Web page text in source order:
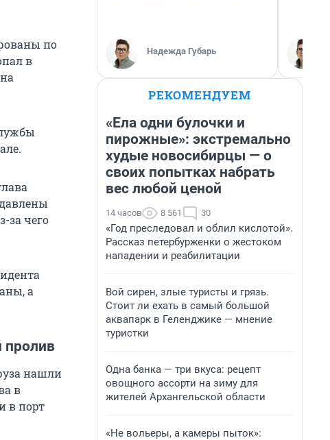
по
в
за чего
а
пролив
нашли
в
в порт
Надежда Губарь
РЕКОМЕНДУЕМ
«Ела одни булочки и
пирожные»: экстремально
худые новосибирцы — о
своих попытках набрать
вес любой ценой
14 часов 8 561 30
«Год преследовал и облил кислотой».
Рассказ петербурженки о жестоком
нападении и реабилитации
Вой сирен, злые туристы и грязь.
Стоит ли ехать в самый большой
аквапарк в Геленджике — мнение
туристки
Одна банка — три вкуса: рецепт
овощного ассорти на зиму для
жителей Архангельской области
«Не вольеры, а камеры пыток»: